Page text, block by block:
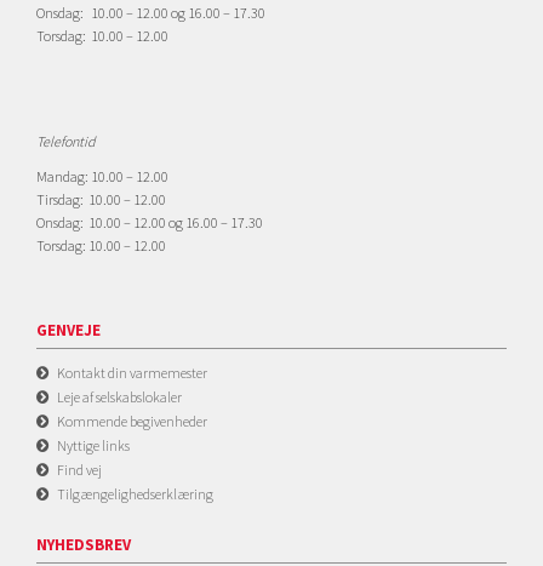
Onsdag: 10.00 – 12.00 og 16.00 – 17.30
Torsdag: 10.00 – 12.00
Telefontid
Mandag: 10.00 – 12.00
Tirsdag: 10.00 – 12.00
Onsdag: 10.00 – 12.00 og 16.00 – 17.30
Torsdag: 10.00 – 12.00
GENVEJE
Kontakt din varmemester
Leje af selskabslokaler
Kommende begivenheder
Nyttige links
Find vej
Tilgængelighedserklæring
NYHEDSBREV